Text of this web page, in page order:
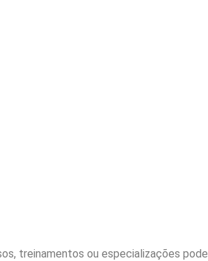
treinamentos ou especializações pode